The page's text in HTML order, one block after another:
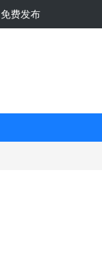
免费发布